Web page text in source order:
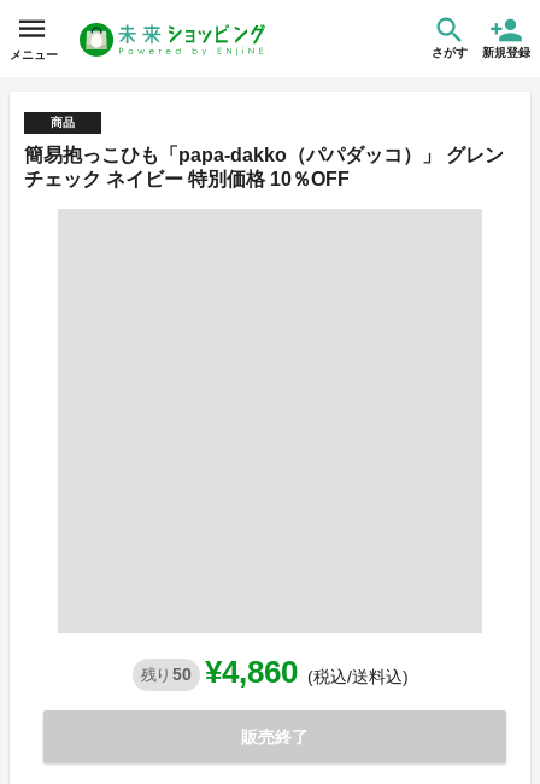
メニュー さがす 新規登録
商品
簡易抱っこひも「papa-dakko（パパダッコ）」 グレン
チェック ネイビー 特別価格 10％OFF
残り 50 ¥4,860 (税込/送料込)
販売終了